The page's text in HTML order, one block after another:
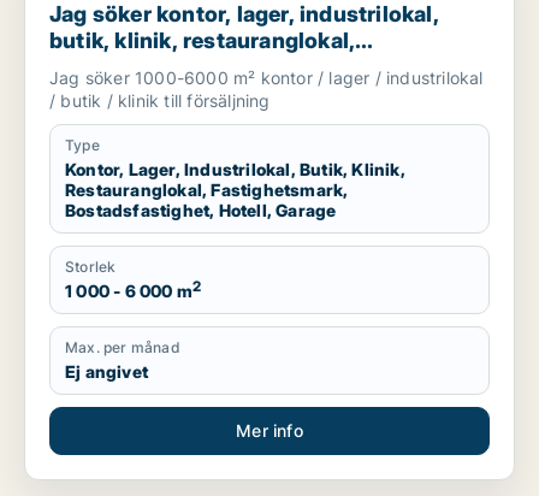
Jag söker kontor, lager, industrilokal,
butik, klinik, restauranglokal,
fastighetsmark, bostadsfastighet, hotell
eller garage till salu i Härryda, Partille
eller Öckerö m.fl.
Jag söker 1000-6000 m² kontor / lager / industrilokal
/ butik / klinik till försäljning
Type
Kontor, Lager, Industrilokal, Butik, Klinik,
Restauranglokal, Fastighetsmark,
Bostadsfastighet, Hotell, Garage
Storlek
1 000 - 6 000 m2
Max. per månad
Ej angivet
Mer info